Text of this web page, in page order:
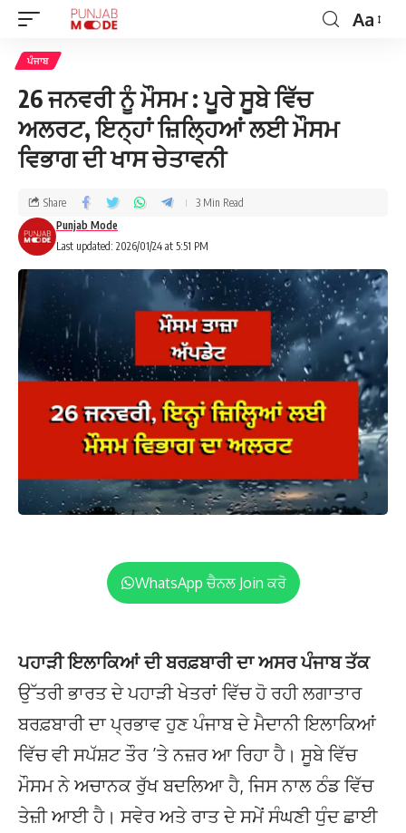
Aa
ਪੰਜਾਬ
26 ਜਨਵਰੀ ਨੂੰ ਮੌਸਮ : ਪੂਰੇ ਸੂਬੇ ਵਿੱਚ
ਅਲਰਟ, ਇਨ੍ਹਾਂ ਜ਼ਿਲ੍ਹਿਆਂ ਲਈ ਮੌਸਮ
ਵਿਭਾਗ ਦੀ ਖਾਸ ਚੇਤਾਵਨੀ
Last updated: 2026/01/24 at 5:51 PM
Punjab Mode
Share 3 Min Read
WhatsApp ਚੈਨਲ Join ਕਰੋ
ਪਹਾੜੀ ਇਲਾਕਿਆਂ ਦੀ ਬਰਫ਼ਬਾਰੀ ਦਾ ਅਸਰ ਪੰਜਾਬ ਤੱਕ
ਉੱਤਰੀ ਭਾਰਤ ਦੇ ਪਹਾੜੀ ਖੇਤਰਾਂ ਵਿੱਚ ਹੋ ਰਹੀ ਲਗਾਤਾਰ
ਬਰਫ਼ਬਾਰੀ ਦਾ ਪ੍ਰਭਾਵ ਹੁਣ ਪੰਜਾਬ ਦੇ ਮੈਦਾਨੀ ਇਲਾਕਿਆਂ
ਵਿੱਚ ਵੀ ਸਪੱਸ਼ਟ ਤੌਰ ’ਤੇ ਨਜ਼ਰ ਆ ਰਿਹਾ ਹੈ। ਸੂਬੇ ਵਿੱਚ
ਮੌਸਮ ਨੇ ਅਚਾਨਕ ਰੁੱਖ ਬਦਲਿਆ ਹੈ, ਜਿਸ ਨਾਲ ਠੰਡ ਵਿੱਚ
ਤੇਜ਼ੀ ਆਈ ਹੈ। ਸਵੇਰ ਅਤੇ ਰਾਤ ਦੇ ਸਮੇਂ ਸੰਘਣੀ ਧੁੰਦ ਛਾਈ